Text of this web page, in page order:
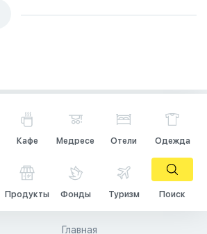
Кафе Медресе Отели Одежда
Продукты Фонды Туризм Поиск
Главная